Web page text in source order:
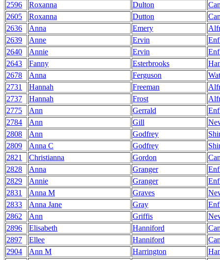
2596
Roxanna Dulton
2605
Roxanna Dutton
2636
Anna Emery
2639
Anne Ervin
2640
Annie Ervin
2643
Fanny Esterbrooks
2678
Anna Ferguson
2731
Hannah Freeman
2737
Hannah Frost
2775
Ann Gerrald
2784
Ann Gill
2808
Ann Godfrey
2809
Anna C Godfrey
2821
Christianna Gordon
2828
Anna Granger
2829
Annie Granger
2831
Anna M Graves
2833
Anna Jane Gray
2862
Ann Griffis
2896
Elisabeth Hanniford
2897
Ellee Hanniford
2904
Ann M Harrington